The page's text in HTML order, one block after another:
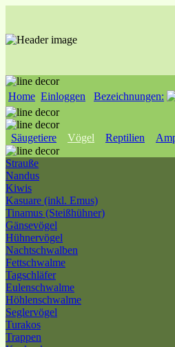
Home Einloggen Bezeichnungen:
Säugetiere Vögel Reptilien
Strauße
Nandus
Kiwis
Kasuare (inkl. Emus)
Tinamus (Steißhühner)
Gänsevögel
Hühnervögel
Nachtschwalben
Fettschwalme
Tagschläfer
Eulenschwalme
Höhlenschwalme
Seglervögel
Turakos
Trappen